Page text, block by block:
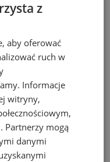
z
aby oferować
ruch w
Informacje
witryny,
Partnerzy mogą
danymi